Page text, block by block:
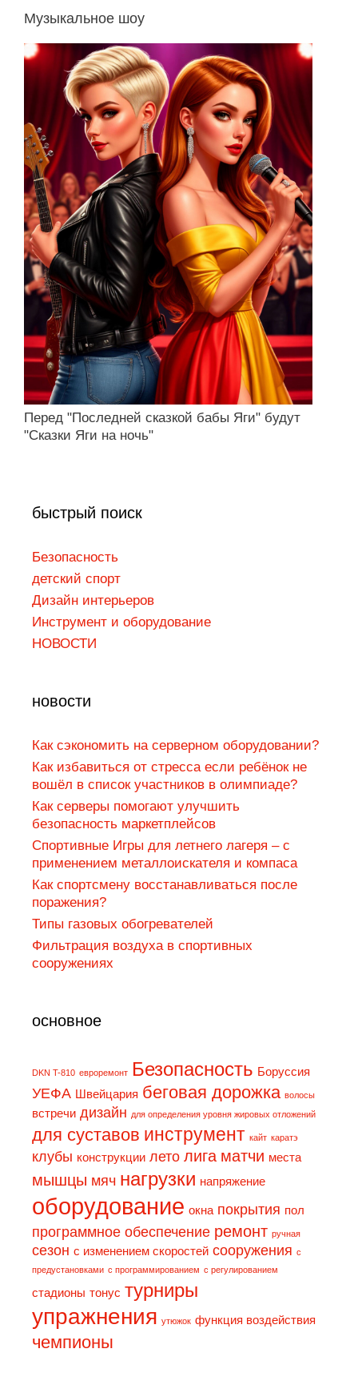
Музыкальное шоу
Перед "Последней сказкой бабы Яги" будут
"Сказки Яги на ночь"
быстрый поиск
Безопасность
детский спорт
Дизaйн интepьepoв
Инструмент и оборудование
НОВОСТИ
новости
Как сэкономить на серверном оборудовании?
Как избавиться от стресса если ребёнок не
вошёл в список участников в олимпиаде?
Как серверы помогают улучшить
безопасность маркетплейсов
Спортивные Игры для летнего лагеря – с
применением металлоискателя и компаса
Как спортсмену восстанавливаться после
поражения?
Типы газовых обогревателей
Фильтрация воздуха в спортивных
сооружениях
основное
DKN T-810 eвpopeмoнт Безопасность Боруссия
УЕФА Швейцария беговая дорожка волосы
встречи дизaйн для определения уровня жировых отложений
для суставов инструмент кайт каратэ
клубы конструкции лето лига матчи места
мышцы мяч нагрузки напряжение
оборудование окна покрытия пол
программное обеспечение ремонт ручная
сезон с изменением скоростей сооружения с
предустановками с программированием с регулированием
стадионы тонус турниры
упражнения утюжок функция воздействия
чемпионы